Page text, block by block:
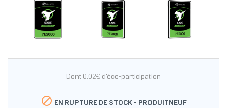
Dont 0.02€ d'éco-participation
 EN RUPTURE DE STOCK - PRODUITNEUF